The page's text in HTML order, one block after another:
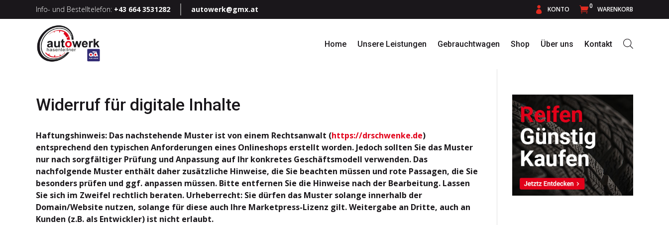
Info- und Bestelltelefon: +43 664 3531282 autowerk@gmx.at  KONTO 0 WARENKORB
Home Unsere Leistungen Gebrauchtwagen Shop Über uns Kontakt
Widerruf für digitale Inhalte
Haftungshinweis: Das nachstehende Muster ist von einem Rechtsanwalt (https://drschwenke.de)
entsprechend den typischen Anforderungen eines Onlineshops erstellt worden. Jedoch sollten Sie das Muster
nur nach sorgfältiger Prüfung und Anpassung auf Ihr konkretes Geschäftsmodell verwenden. Das
nachfolgende Muster enthält daher zusätzliche Hinweise, die Sie beachten müssen und rote Passagen, die Sie
besonders prüfen und ggf. anpassen müssen. Bitte entfernen Sie die Hinweise nach der Bearbeitung. Lassen
Sie sich im Zweifel rechtlich beraten. Urheberrecht: Sie dürfen das Muster solange innerhalb der
Domain/Website nutzen, solange für diese auch Ihre Marketpress-Lizenz gilt. Weitergabe an Dritte, auch an
Kunden (z.B. als Entwickler) ist nicht erlaubt.